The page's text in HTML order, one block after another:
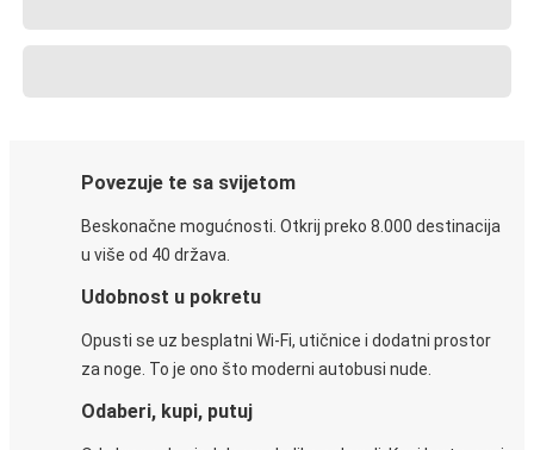
Povezuje te sa svijetom
Beskonačne mogućnosti. Otkrij preko 8.000 destinacija
u više od 40 država.
Udobnost u pokretu
Opusti se uz besplatni Wi-Fi, utičnice i dodatni prostor
za noge. To je ono što moderni autobusi nude.
Odaberi, kupi, putuj